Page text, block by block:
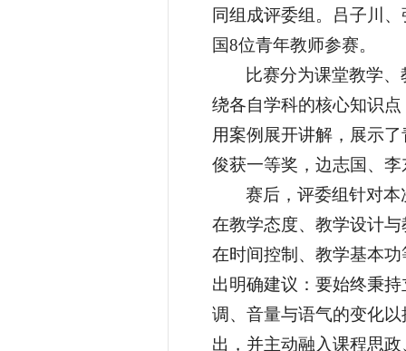
同组成评委组。吕子川
国8位青年教师参赛。
比赛分为课堂教学
绕各自学科的核心知识
用案例展开讲解，展示
俊获一等奖，边志国、
赛后，评委组针对
在教学态度、教学设计
在时间控制、教学基本
出明确建议：要始终秉
调、音量与语气的变化
出，并主动融入课程思